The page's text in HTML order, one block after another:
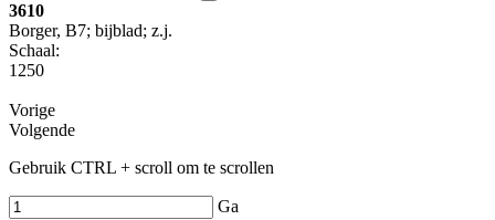
3610
Borger, B7; bijblad; z.j.
Schaal:
1250
Vorige
Volgende
Gebruik CTRL + scroll om te scrollen
Ga